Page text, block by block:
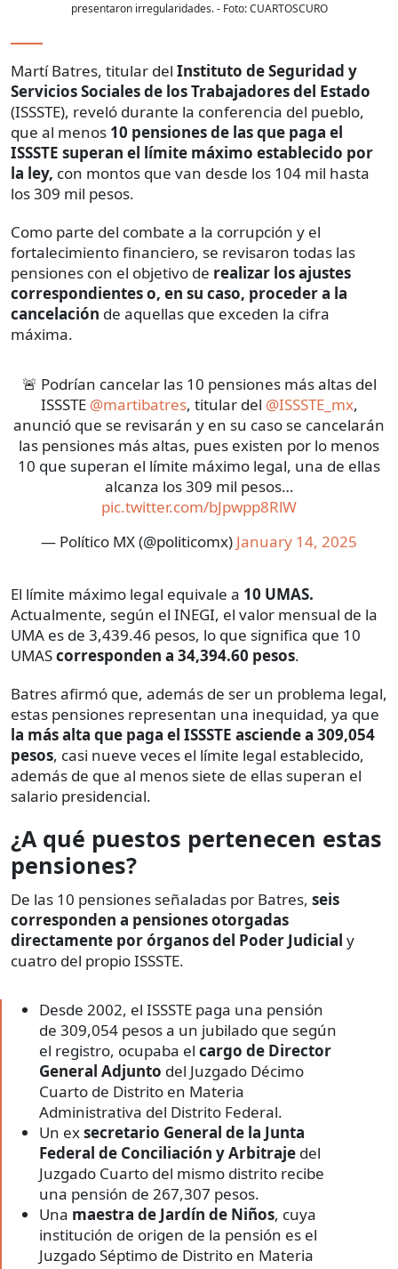
presentaron irregularidades.- Foto:CUARTOSCURO
Martí Batres, titular del Instituto de Seguridad y
Servicios Sociales de los Trabajadores del Estado
(ISSSTE), reveló durante la conferencia del pueblo,
que al menos 10 pensiones de las que paga el
ISSSTE superan el límite máximo establecido por
la ley, con montos que van desde los 104 mil hasta
los 309 mil pesos.
Como parte del combate a la corrupción y el
fortalecimiento financiero, se revisaron todas las
pensiones con el objetivo de realizar los ajustes
correspondientes o, en su caso, proceder a la
cancelación de aquellas que exceden la cifra
máxima.
🚨 Podrían cancelar las 10 pensiones más altas del
ISSSTE @martibatres, titular del @ISSSTE_mx,
anunció que se revisarán y en su caso se cancelarán
las pensiones más altas, pues existen por lo menos
10 que superan el límite máximo legal, una de ellas
alcanza los 309 mil pesos…
pic.twitter.com/bJpwpp8RlW
— Político MX (@politicomx) January 14, 2025
El límite máximo legal equivale a 10 UMAS.
Actualmente, según el INEGI, el valor mensual de la
UMA es de 3,439.46 pesos, lo que significa que 10
UMAScorresponden a 34,394.60 pesos.
Batres afirmó que, además de ser un problema legal,
estas pensiones representan una inequidad, ya que
la más alta que paga el ISSSTE asciende a 309,054
pesos, casi nueve veces el límite legal establecido,
además de que al menos siete de ellas superan el
salario presidencial.
¿A qué puestos pertenecen estas
pensiones?
De las 10 pensiones señaladas por Batres, seis
corresponden a pensiones otorgadas
directamente por órganos del Poder Judicial y
cuatro del propio ISSSTE.
Desde 2002, el ISSSTE paga una pensión
de 309,054 pesos a un jubilado que según
el registro, ocupaba el cargo de Director
General Adjunto del Juzgado Décimo
Cuarto de Distrito en Materia
Administrativa del Distrito Federal.
Un exsecretario General de la Junta
Federal de Conciliación y Arbitraje del
Juzgado Cuarto del mismo distrito recibe
una pensión de 267,307 pesos.
Una maestra de Jardín de Niños, cuya
institución de origen de la pensión es el
Juzgado Séptimo de Distrito en Materia